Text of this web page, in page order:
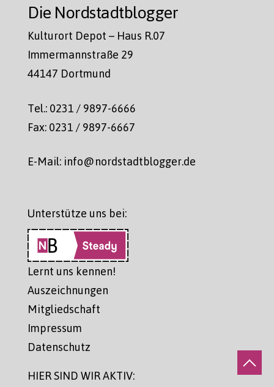
Die Nordstadtblogger
Kulturort Depot – Haus R.07
Immermannstraße 29
44147 Dortmund
Tel.: 0231 / 9897-6666
Fax: 0231 / 9897-6667
E-Mail: info@nordstadtblogger.de
Unterstütze uns bei:
Lernt uns kennen!
Auszeichnungen
Mitgliedschaft
Impressum
Datenschutz
HIER SIND WIR AKTIV: